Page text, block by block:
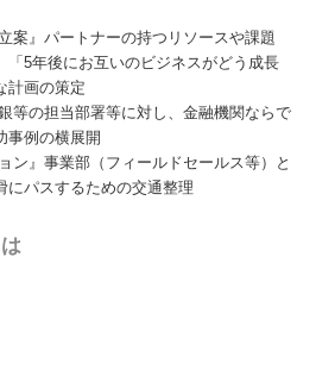
案』パートナーの持つリソースや課題
「5年後にお互いのビジネスがどう成長
計画の策定
等の担当部署等に対し、金融機関ならで
事例の横展開
ン』事業部（フィールドセールス等）と
にパスするための交通整理